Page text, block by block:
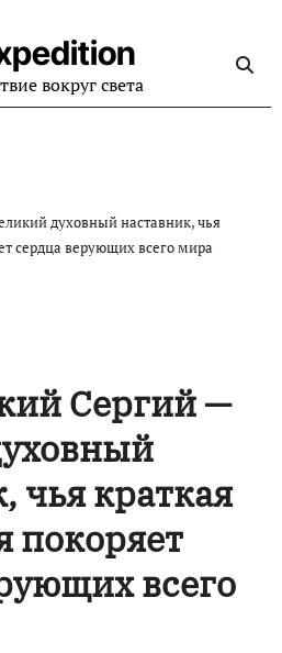
вокруг света
духовный наставник, чья
сердца верующих всего мира
Сергий —
чья краткая
покоряет
всего